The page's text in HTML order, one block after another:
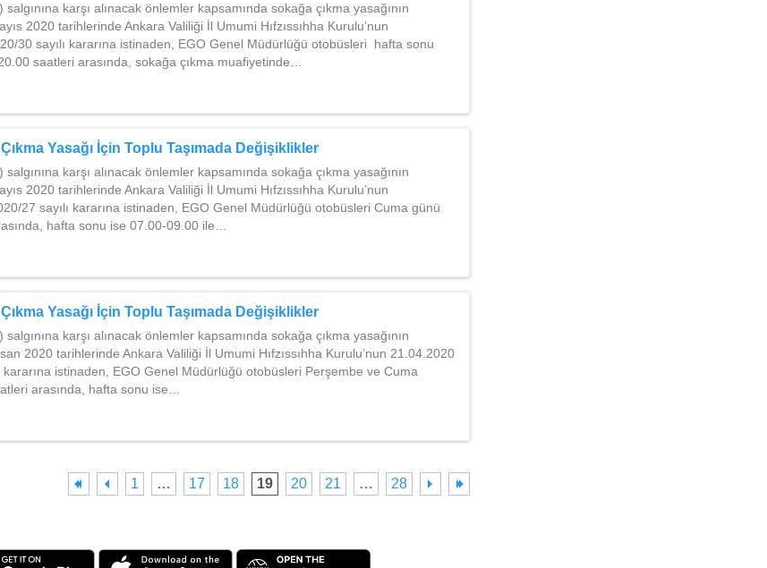
karşı alınacak önlemler kapsamında sokağa çıkma yasağının
2020 tarihlerinde Ankara Valiliği İl Umumi Hıfzıssıhha Kurulu’nun
30 sayılı kararına istinaden, EGO Genel Müdürlüğü otobüsleri hafta sonu
saatleri arasında, sokağa çıkma muafiyetinde…
Yasağı İçin Toplu Taşımada Değişiklikler
karşı alınacak önlemler kapsamında sokağa çıkma yasağının
2020 tarihlerinde Ankara Valiliği İl Umumi Hıfzıssıhha Kurulu’nun
27 sayılı kararına istinaden, EGO Genel Müdürlüğü otobüsleri Cuma günü
hafta sonu ise 07.00-09.00 ile…
Yasağı İçin Toplu Taşımada Değişiklikler
karşı alınacak önlemler kapsamında sokağa çıkma yasağının
2020 tarihlerinde Ankara Valiliği İl Umumi Hıfzıssıhha Kurulu’nun 21.04.2020
kararına istinaden, EGO Genel Müdürlüğü otobüsleri Perşembe ve Cuma
arasında, hafta sonu ise…
1 … 17 18 19 20 21 … 28